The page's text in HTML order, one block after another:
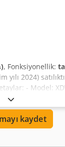
, Fonksiyonellik:
2024)
- Model:
için çok uygun -
alınabilir.
için idealdir.
İlgilenenler
kaydet